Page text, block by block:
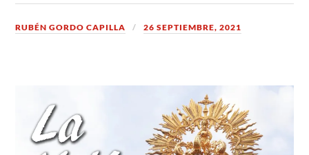
RUBÉN GORDO CAPILLA 26 SEPTIEMBRE, 2021